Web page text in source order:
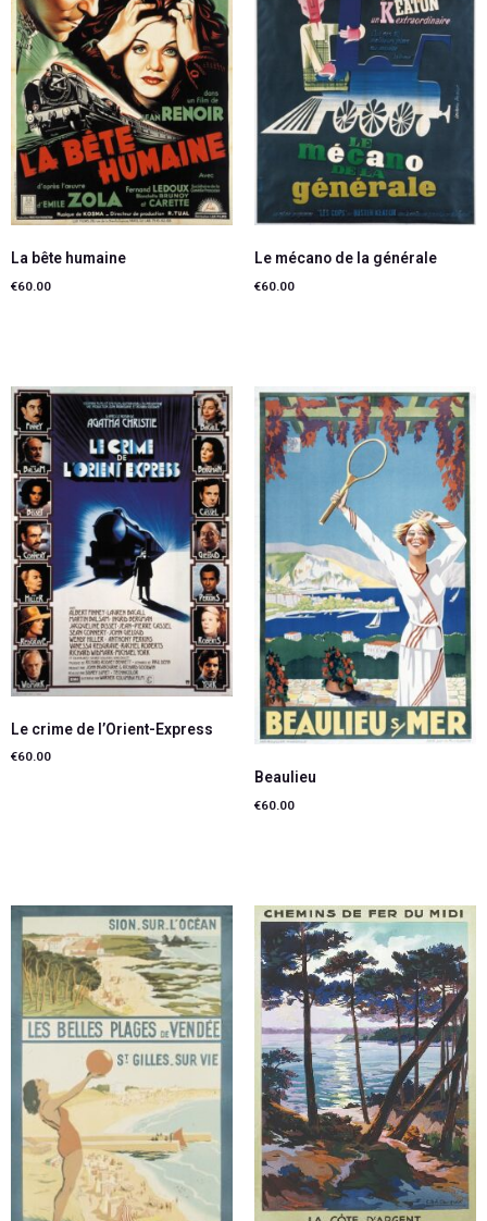
La bête humaine
€60.00
Le mécano de la générale
€60.00
Le crime de l’Orient-Express
€60.00
Beaulieu
€60.00